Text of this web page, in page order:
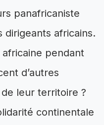
panafricaniste
africains.
pendant
d’autres
leur territoire ?
continentale